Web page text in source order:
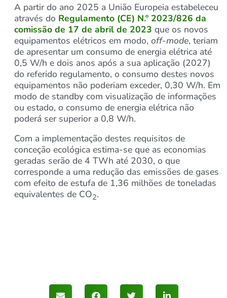
A partir do ano 2025 a União Europeia estabeleceu
através do Regulamento (CE) N.º 2023/826 da
comissão de 17 de abril de 2023 que os novos
equipamentos elétricos em modo, off-mode, teriam
de apresentar um consumo de energia elétrica até
0,5 W/h e dois anos após a sua aplicação (2027)
do referido regulamento, o consumo destes novos
equipamentos não poderiam exceder, 0,30 W/h. Em
modo de standby com visualização de informações
ou estado, o consumo de energia elétrica não
poderá ser superior a 0,8 W/h.
Com a implementação destes requisitos de
conceção ecológica estima-se que as economias
geradas serão de 4 TWh até 2030, o que
corresponde a uma redução das emissões de gases
com efeito de estufa de 1,36 milhões de toneladas
equivalentes de CO2.